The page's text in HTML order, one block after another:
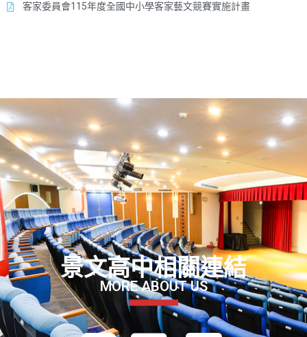
客家委員會115年度全國中小學客家藝文競賽實施計畫
景文高中相關連結
MORE ABOUT US